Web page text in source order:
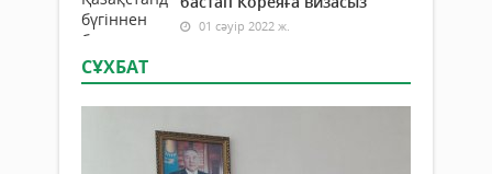
01 сәуір 2022 ж.
СҰХБАТ